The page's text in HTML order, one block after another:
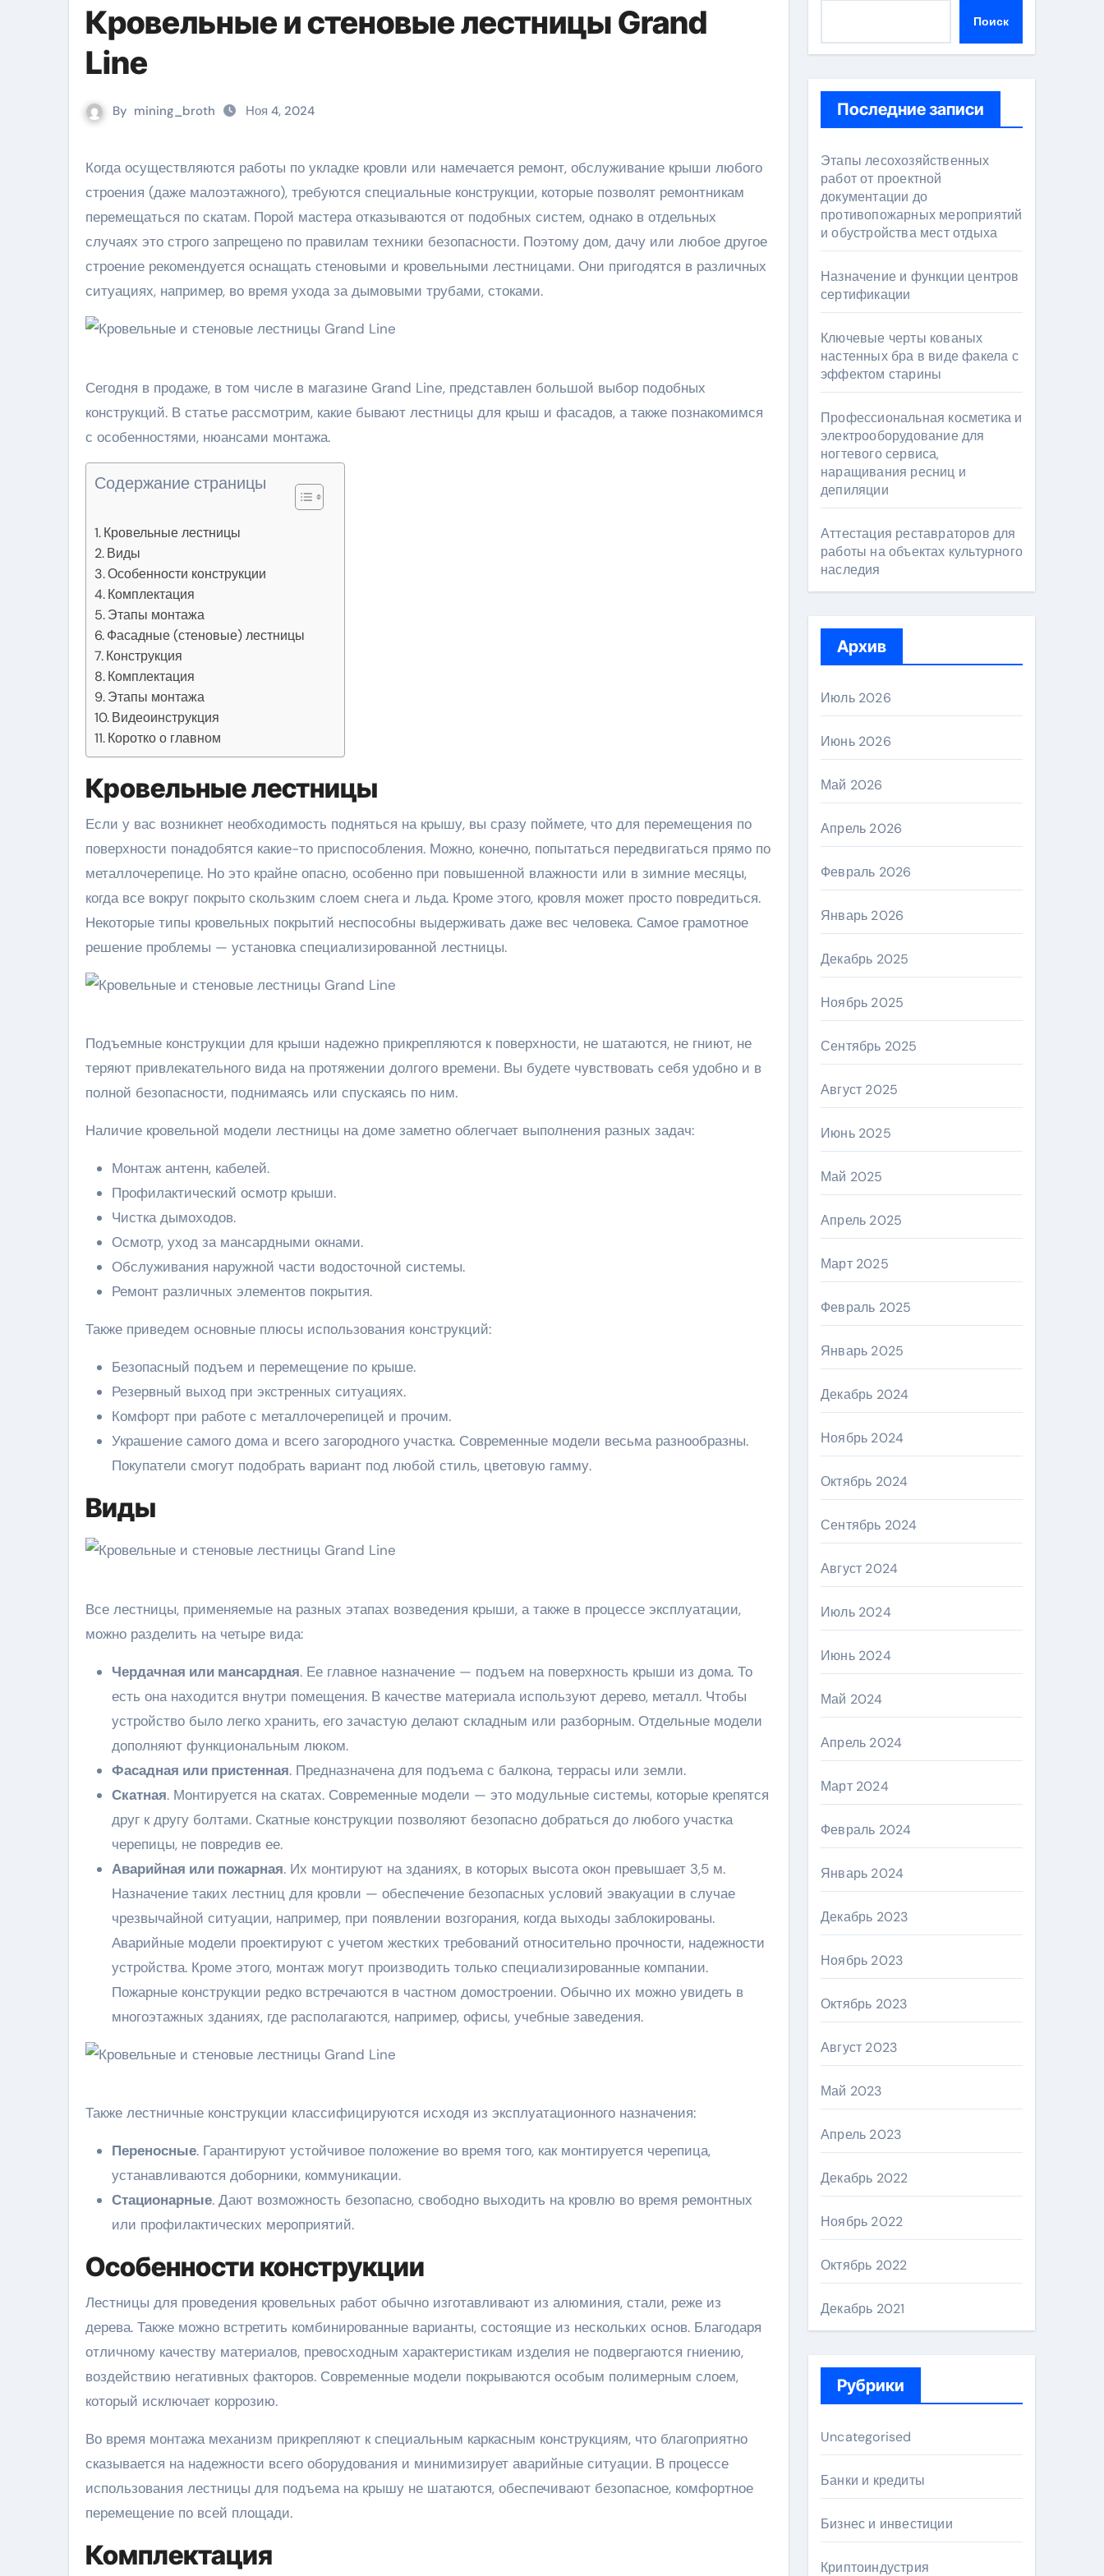
Кровельные и стеновые лестницы Grand
Line
By mining_broth Ноя 4, 2024
Когда осуществляются работы по укладке кровли или намечается ремонт, обслуживание крыши любого
строения (даже малоэтажного), требуются специальные конструкции, которые позволят ремонтникам
перемещаться по скатам. Порой мастера отказываются от подобных систем, однако в отдельных
случаях это строго запрещено по правилам техники безопасности. Поэтому дом, дачу или любое другое
строение рекомендуется оснащать стеновыми и кровельными лестницами. Они пригодятся в различных
ситуациях, например, во время ухода за дымовыми трубами, стоками.
Сегодня в продаже, в том числе в магазине Grand Line, представлен большой выбор подобных
конструкций. В статье рассмотрим, какие бывают лестницы для крыш и фасадов, а также познакомимся
с особенностями, нюансами монтажа.
Содержание страницы
Кровельные лестницы
Виды
Особенности конструкции
Комплектация
Этапы монтажа
Фасадные (стеновые) лестницы
Конструкция
Комплектация
Этапы монтажа
Видеоинструкция
Коротко о главном
Кровельные лестницы
Если у вас возникнет необходимость подняться на крышу, вы сразу поймете, что для перемещения по
поверхности понадобятся какие-то приспособления. Можно, конечно, попытаться передвигаться прямо по
металлочерепице. Но это крайне опасно, особенно при повышенной влажности или в зимние месяцы,
когда все вокруг покрыто скользким слоем снега и льда. Кроме этого, кровля может просто повредиться.
Некоторые типы кровельных покрытий неспособны выдерживать даже вес человека. Самое грамотное
решение проблемы — установка специализированной лестницы.
Подъемные конструкции для крыши надежно прикрепляются к поверхности, не шатаются, не гниют, не
теряют привлекательного вида на протяжении долгого времени. Вы будете чувствовать себя удобно и в
полной безопасности, поднимаясь или спускаясь по ним.
Наличие кровельной модели лестницы на доме заметно облегчает выполнения разных задач:
Монтаж антенн, кабелей.
Профилактический осмотр крыши.
Чистка дымоходов.
Осмотр, уход за мансардными окнами.
Обслуживания наружной части водосточной системы.
Ремонт различных элементов покрытия.
Также приведем основные плюсы использования конструкций:
Безопасный подъем и перемещение по крыше.
Резервный выход при экстренных ситуациях.
Комфорт при работе с металлочерепицей и прочим.
Украшение самого дома и всего загородного участка. Современные модели весьма разнообразны.
Покупатели смогут подобрать вариант под любой стиль, цветовую гамму.
Виды
Все лестницы, применяемые на разных этапах возведения крыши, а также в процессе эксплуатации,
можно разделить на четыре вида:
Чердачная или мансардная. Ее главное назначение — подъем на поверхность крыши из дома. То
есть она находится внутри помещения. В качестве материала используют дерево, металл. Чтобы
устройство было легко хранить, его зачастую делают складным или разборным. Отдельные модели
дополняют функциональным люком.
Фасадная или пристенная. Предназначена для подъема с балкона, террасы или земли.
Скатная. Монтируется на скатах. Современные модели — это модульные системы, которые крепятся
друг к другу болтами. Скатные конструкции позволяют безопасно добраться до любого участка
черепицы, не повредив ее.
Аварийная или пожарная. Их монтируют на зданиях, в которых высота окон превышает 3,5 м.
Назначение таких лестниц для кровли — обеспечение безопасных условий эвакуации в случае
чрезвычайной ситуации, например, при появлении возгорания, когда выходы заблокированы.
Аварийные модели проектируют с учетом жестких требований относительно прочности, надежности
устройства. Кроме этого, монтаж могут производить только специализированные компании.
Пожарные конструкции редко встречаются в частном домостроении. Обычно их можно увидеть в
многоэтажных зданиях, где располагаются, например, офисы, учебные заведения.
Также лестничные конструкции классифицируются исходя из эксплуатационного назначения:
Переносные. Гарантируют устойчивое положение во время того, как монтируется черепица,
устанавливаются доборники, коммуникации.
Стационарные. Дают возможность безопасно, свободно выходить на кровлю во время ремонтных
или профилактических мероприятий.
Особенности конструкции
Лестницы для проведения кровельных работ обычно изготавливают из алюминия, стали, реже из
дерева. Также можно встретить комбинированные варианты, состоящие из нескольких основ. Благодаря
отличному качеству материалов, превосходным характеристикам изделия не подвергаются гниению,
воздействию негативных факторов. Современные модели покрываются особым полимерным слоем,
который исключает коррозию.
Во время монтажа механизм прикрепляют к специальным каркасным конструкциям, что благоприятно
сказывается на надежности всего оборудования и минимизирует аварийные ситуации. В процессе
использования лестницы для подъема на крышу не шатаются, обеспечивают безопасное, комфортное
перемещение по всей площади.
Комплектация
Поиск
Последние записи
Этапы лесохозяйственных
работ от проектной
документации до
противопожарных мероприятий
и обустройства мест отдыха
Назначение и функции центров
сертификации
Ключевые черты кованых
настенных бра в виде факела с
эффектом старины
Профессиональная косметика и
электрооборудование для
ногтевого сервиса,
наращивания ресниц и
депиляции
Аттестация реставраторов для
работы на объектах культурного
наследия
Архив
Июль 2026
Июнь 2026
Май 2026
Апрель 2026
Февраль 2026
Январь 2026
Декабрь 2025
Ноябрь 2025
Сентябрь 2025
Август 2025
Июнь 2025
Май 2025
Апрель 2025
Март 2025
Февраль 2025
Январь 2025
Декабрь 2024
Ноябрь 2024
Октябрь 2024
Сентябрь 2024
Август 2024
Июль 2024
Июнь 2024
Май 2024
Апрель 2024
Март 2024
Февраль 2024
Январь 2024
Декабрь 2023
Ноябрь 2023
Октябрь 2023
Август 2023
Май 2023
Апрель 2023
Декабрь 2022
Ноябрь 2022
Октябрь 2022
Декабрь 2021
Рубрики
Uncategorised
Банки и кредиты
Бизнес и инвестиции
Криптоиндустрия